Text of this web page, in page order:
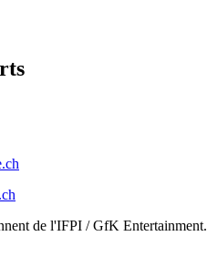
de l'IFPI / GfK Entertainment.